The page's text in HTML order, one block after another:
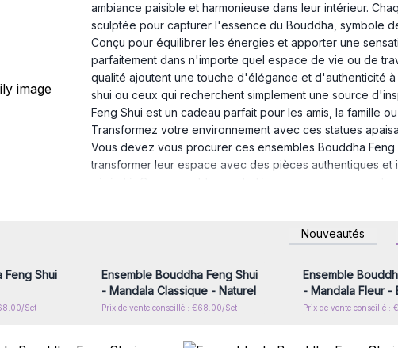
ambiance paisible et harmonieuse dans leur intérieur.
sculptée pour capturer l'essence du Bouddha, symbole
Conçu pour équilibrer les énergies et apporter une
parfaitement dans n'importe quel espace de vie ou de
qualité ajoutent une touche d'élégance et d'authenticité
shui ou ceux qui recherchent simplement une source
Feng Shui est un cadeau parfait pour les amis, la famille
Transformez votre environnement avec ces statues
Vous devez vous procurer ces ensembles Bouddha
transformer leur espace avec des pièces authentiques
sérénité. Ces ensembles sont idéaux pour ceux qui
Nouveautés
Feng Shui
Set
Ensemble Bouddha Feng Shui
- Mandala Classique - Naturel
Prix de vente conseillé : €68.00/Set
Connectez-vous
vous pour
gros
Ensemble
- Mandala Fleur -
Prix de vente conseillé :